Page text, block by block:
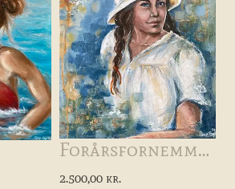
Forårsfornemmelser
2.500,00 kr.